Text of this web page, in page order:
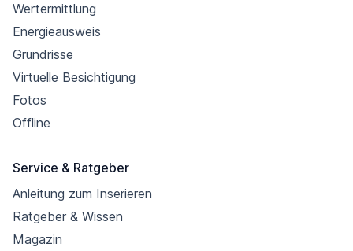
Wertermittlung
Energieausweis
Grundrisse
Virtuelle Besichtigung
Fotos
Offline
Service & Ratgeber
Anleitung zum Inserieren
Ratgeber & Wissen
Magazin